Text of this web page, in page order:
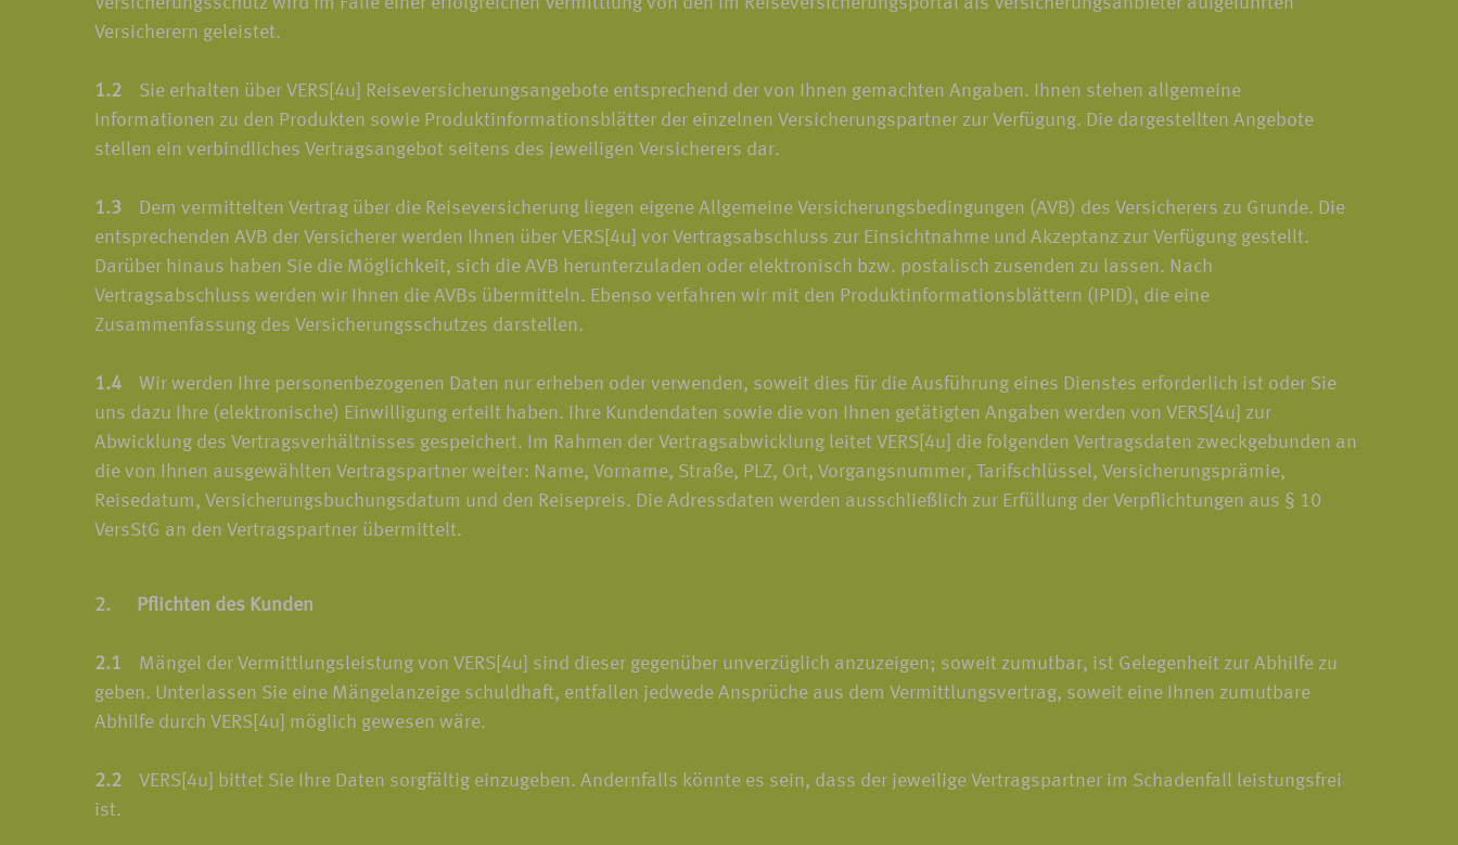
Versicherern geleistet.
1.2 Sie erhalten über VERS[4u] Reiseversicherungsangebote entsprechend der von Ihnen gemachten Angaben. Ihnen stehen allgemeine
Informationen zu den Produkten sowie Produktinformationsblätter der einzelnen Versicherungspartner zur Verfügung. Die dargestellten Angebote
stellen ein verbindliches Vertragsangebot seitens des jeweiligen Versicherers dar.
1.3 Dem vermittelten Vertrag über die Reiseversicherung liegen eigene Allgemeine Versicherungsbedingungen (AVB) des Versicherers zu Grunde. Die
entsprechenden AVB der Versicherer werden Ihnen über VERS[4u] vor Vertragsabschluss zur Einsichtnahme und Akzeptanz zur Verfügung gestellt.
Darüber hinaus haben Sie die Möglichkeit, sich die AVB herunterzuladen oder elektronisch bzw. postalisch zusenden zu lassen. Nach
Vertragsabschluss werden wir Ihnen die AVBs übermitteln. Ebenso verfahren wir mit den Produktinformationsblättern (IPID), die eine
Zusammenfassung des Versicherungsschutzes darstellen.
1.4 Wir werden Ihre personenbezogenen Daten nur erheben oder verwenden, soweit dies für die Ausführung eines Dienstes erforderlich ist oder Sie
uns dazu Ihre (elektronische) Einwilligung erteilt haben. Ihre Kundendaten sowie die von Ihnen getätigten Angaben werden von VERS[4u] zur
Abwicklung des Vertragsverhältnisses gespeichert. Im Rahmen der Vertragsabwicklung leitet VERS[4u] die folgenden Vertragsdaten zweckgebunden an
die von Ihnen ausgewählten Vertragspartner weiter: Name, Vorname, Straße, PLZ, Ort, Vorgangsnummer, Tarifschlüssel, Versicherungsprämie,
Reisedatum, Versicherungsbuchungsdatum und den Reisepreis. Die Adressdaten werden ausschließlich zur Erfüllung der Verpflichtungen aus § 10
VersStG an den Vertragspartner übermittelt.
2. Pflichten des Kunden
2.1 Mängel der Vermittlungsleistung von VERS[4u] sind dieser gegenüber unverzüglich anzuzeigen; soweit zumutbar, ist Gelegenheit zur Abhilfe zu
geben. Unterlassen Sie eine Mängelanzeige schuldhaft, entfallen jedwede Ansprüche aus dem Vermittlungsvertrag, soweit eine Ihnen zumutbare
Abhilfe durch VERS[4u] möglich gewesen wäre.
2.2 VERS[4u] bittet Sie Ihre Daten sorgfältig einzugeben. Andernfalls könnte es sein, dass der jeweilige Vertragspartner im Schadenfall leistungsfrei
ist.